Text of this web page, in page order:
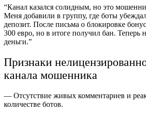
“Канал казался солидным, но это
Меня добавили в группу, где боты
депозит. После письма о блокировке
300 евро, но в итоге получил бан. Теперь
деньги.”
Признаки
канала мошенника
— Отсутствие живых комментариев и
количестве ботов.